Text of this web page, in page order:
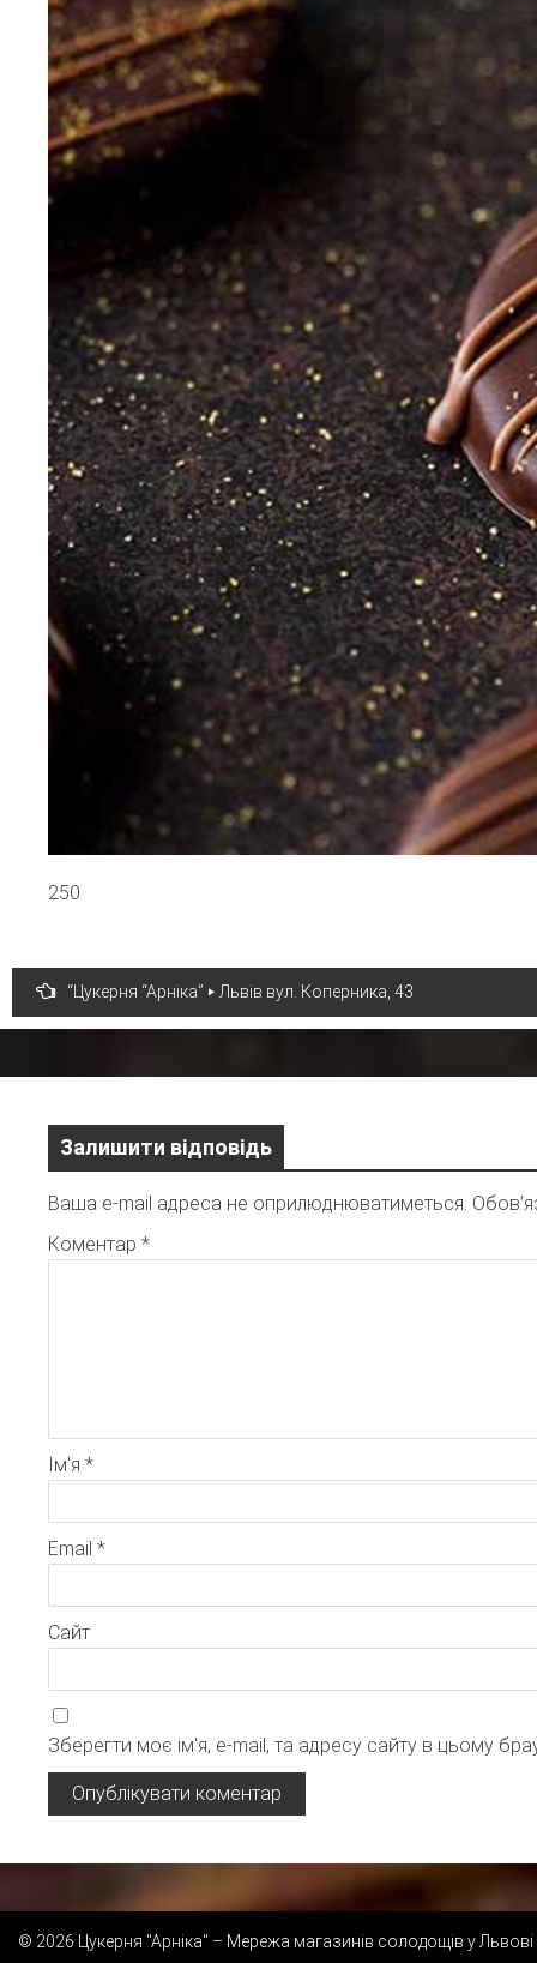
250
Навігація
записів
“Цукерня “Арніка” ‣ Львів вул. Коперника, 43
Залишити відповідь
Ваша e-mail адреса не оприлюднюватиметься.
Коментар *
Ім'я *
Email *
Сайт
Зберегти моє ім'я, e-mail, та адресу сайту в цьому
© 2026 Цукерня "Арніка" – Мережа магазинів солодощів у Львові